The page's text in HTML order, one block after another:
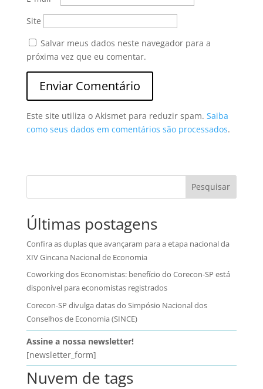
Site
Salvar meus dados neste navegador para a
próxima vez que eu comentar.
Este site utiliza o Akismet para reduzir spam. Saiba
como seus dados em comentários são processados.
Pesquisar
Últimas postagens
Confira as duplas que avançaram para a etapa nacional da
XIV Gincana Nacional de Economia
Coworking dos Economistas: benefício do Corecon-SP está
disponível para economistas registrados
Corecon-SP divulga datas do Simpósio Nacional dos
Conselhos de Economia (SINCE)
Assine a nossa newsletter!
[newsletter_form]
Nuvem de tags